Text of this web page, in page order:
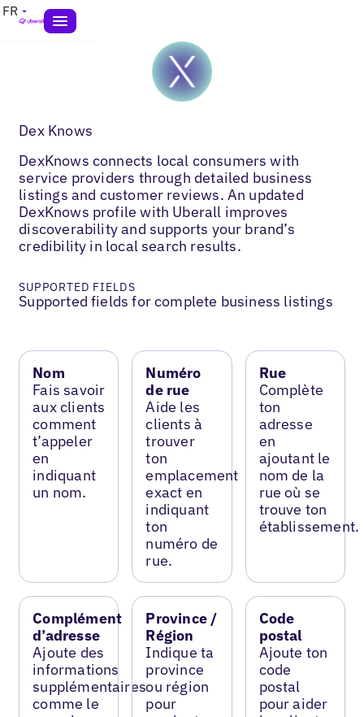
FR
Dex Knows
DexKnows connects local consumers with
service providers through detailed business
listings and customer reviews. An updated
DexKnows profile with Uberall improves
discoverability and supports your brand’s
credibility in local search results.
SUPPORTED FIELDS
Supported fields for complete business listings
Nom
Fais savoir
aux clients
comment
t’appeler
en
indiquant
un nom.
Numéro
de rue
Aide les
clients à
trouver
ton
emplacement
exact en
indiquant
ton
numéro de
rue.
Rue
Complète
ton
adresse
en
ajoutant le
nom de la
rue où se
trouve ton
établissement.
Complément
d’adresse
Ajoute des
informations
supplémentaires
comme le
Province /
Région
Indique ta
province
ou région
pour
Code
postal
Ajoute ton
code
postal
pour aider